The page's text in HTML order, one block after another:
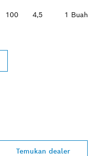
100 4,5 1 Buah
Temukan dealer